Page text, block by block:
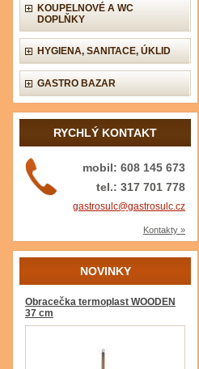
KOUPELNOVÉ A WC
DOPLŇKY
HYGIENA, SANITACE, ÚKLID
GASTRO BAZAR
RYCHLÝ KONTAKT
mobil: 608 145 673
tel.: 317 701 778
gastrosulc@gastrosulc.cz
Kontakty »
NOVINKY
Obracečka termoplast WOODEN
37 cm